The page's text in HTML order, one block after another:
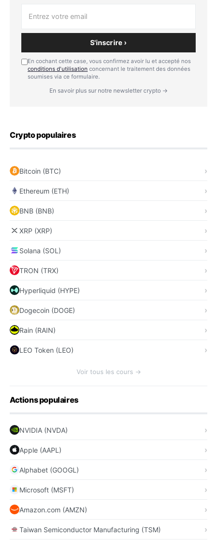
S'inscrire ›
En cochant cette case, vous confirmez avoir lu et accepté nos
conditions d'utilisation concernant le traitement des données
soumises via ce formulaire.
En savoir plus sur notre newsletter crypto →
Crypto populaires
Bitcoin (BTC)
Ethereum (ETH)
BNB (BNB)
XRP (XRP)
Solana (SOL)
TRON (TRX)
Hyperliquid (HYPE)
Dogecoin (DOGE)
Rain (RAIN)
LEO Token (LEO)
Voir tous les cours →
Actions populaires
NVIDIA (NVDA)
Apple (AAPL)
Alphabet (GOOGL)
Microsoft (MSFT)
Amazon.com (AMZN)
Taiwan Semiconductor Manufacturing (TSM)